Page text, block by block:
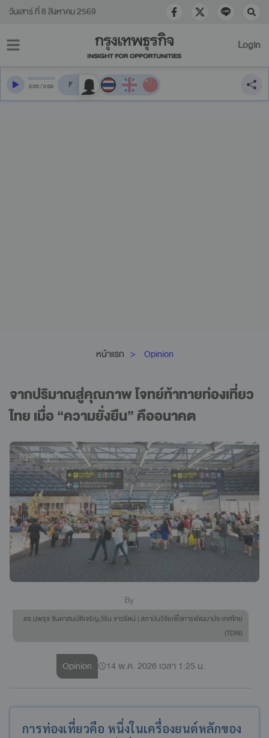
วันเสาร์ ที่ 8 สิงหาคม 2569
Login
หน้าแรก Opinion
จากปริมาณสู่คุณภาพ โจทย์ท้าทายท่องเที่ยว
ไทย เมื่อ “ความยั่งยืน” คืออนาคต
By
ดร.นพรุจ จินดาสมบัติเจริญ,วิริน ขาวรัตน์ | สถาบันวิจัยเพื่อการพัฒนาประเทศไทย
(TDRI)
0:00/0:00 สลับเสียงอ่าน
Opinion 14 พ.ค. 2026 เวลา 1:25 น.
การท่องเที่ยวคือ หนึ่งในเครื่องยนต์หลักของ